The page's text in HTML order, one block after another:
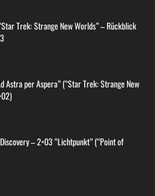
Trek: Strange New Worlds” – Rückblick
Astra per Aspera” (“Star Trek: Strange New
– 2×03 “Lichtpunkt” (“Point of